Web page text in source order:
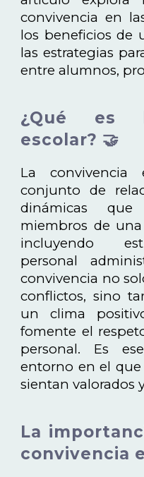
convivencia en
los beneficios de
las estrategias
entre alumnos,
¿Qué es
escolar? 🤝
La convivencia
conjunto de
dinámicas
miembros de
incluyendo
personal
convivencia no
conflictos, sino
un clima
fomente el
personal. Es
entorno en el
sientan valorados
La
convivencia